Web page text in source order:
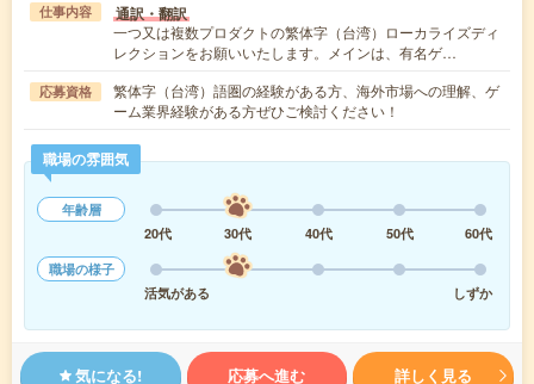
仕事内容 通訳・翻訳
一つ又は複数プロダクトの繁体字（台湾）ローカライズディ
レクションをお願いいたします。メインは、有名ゲ…
応募資格
繁体字（台湾）語圏の経験がある方、海外市場への理解、ゲ
ーム業界経験がある方ぜひご検討ください！
職場の雰囲気
年齢層
20代
30代 40代 50代
60代
職場の様子
活気がある
しずか
気になる! 応募へ進む 詳しく見る